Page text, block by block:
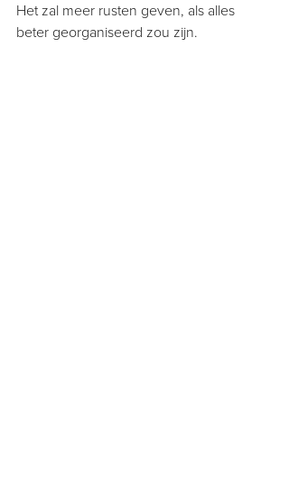
Het zal meer rusten geven, als alles
beter georganiseerd zou zijn.